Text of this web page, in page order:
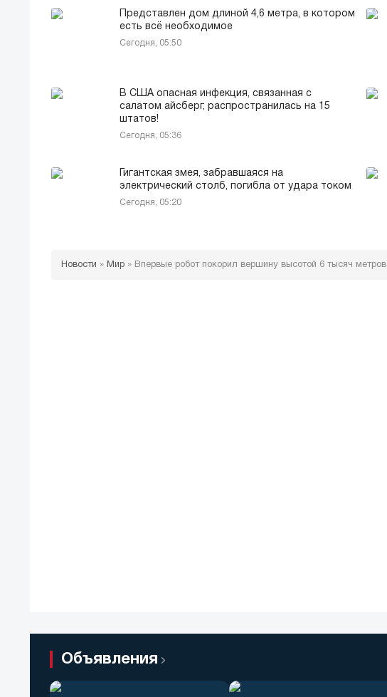
Представлен дом длиной 4,6 метра, в котором
есть всё необходимое
Сегодня, 05:50
В США опасная инфекция, связанная с
салатом айсберг, распространилась на 15
штатов!
Сегодня, 05:36
Гигантская змея, забравшаяся на
электрический столб, погибла от удара током
Сегодня, 05:20
Новости » Мир » Впервые робот покорил вершину высотой 6 тысяч метров
Объявления